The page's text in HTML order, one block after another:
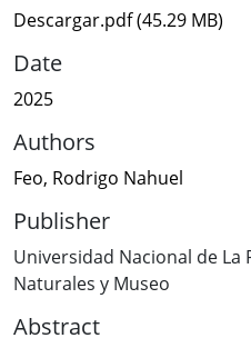
Descargar.pdf(45.29 MB)
Date
2025
Authors
Feo, Rodrigo Nahuel
Publisher
Universidad Nacional de La
Naturales y Museo
Abstract